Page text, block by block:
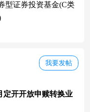
型证券投资基金(C类
我要发帖
定开开放申赎转换业